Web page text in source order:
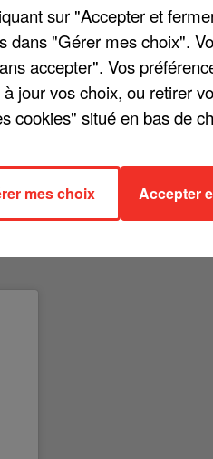
Instagram, Louane
elle de dévoiler une courte
une histoire amoureuse
dévorent / Est-ce que tu me
aucune date n'a été
Et si le soleil pouvait
sur "Accepter et
dans "Gérer mes choix".
accepter". Vos
jour vos choix, ou retirer
cookies" situé en bas de
mes choix Accepter